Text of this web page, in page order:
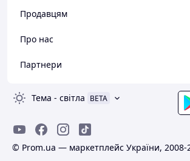
Продавцям
Про нас
Партнери
Тема - світла BETA
© Prom.ua — маркетплейс України, 2008-